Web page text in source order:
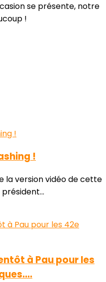
se présente, notre
!
!
la version vidéo de cette
à Pau pour les